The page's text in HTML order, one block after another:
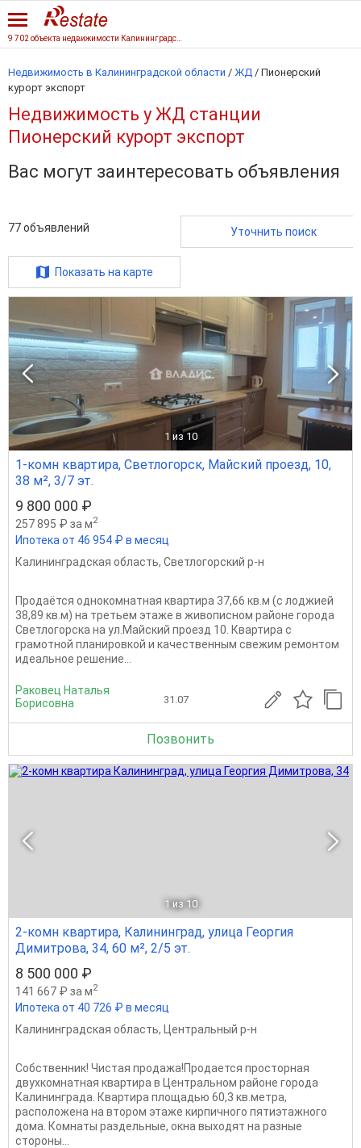
Недвижимость в Калининградской области / ЖД / Пионерский
курорт экспорт
Недвижимость у ЖД станции
Пионерский курорт экспорт
Вас могут заинтересовать объявления
77объявлений Уточнить поиск
Показать на карте
1 из 10
1-комн квартира, Светлогорск, Майский проезд, 10,
38 м², 3/7 эт.
9 800 000 ₽
257 895 ₽ за м2
Ипотека от 46 954 ₽ в месяц
Калининградская область, Светлогорский р-н
Продаётся однокомнатная квартира 37,66 кв.м (с лоджией
38,89 кв.м) на третьем этаже в живописном районе города
Светлогорска на ул.Майский проезд 10. Квартира с
грамотной планировкой и качественным свежим ремонтом
идеальное решение...
Раковец Наталья
Борисовна
31.07
Позвонить
1 из 10
2-комн квартира, Калининград, улица Георгия
Димитрова, 34, 60 м², 2/5 эт.
8 500 000 ₽
141 667 ₽ за м2
Ипотека от 40 726 ₽ в месяц
Калининградская область, Центральный р-н
Собственник! Чистая продажа!Продается просторная
двухкомнатная квартира в Центральном районе города
Калининграда. Квартира площадью 60,3 кв.метра,
расположена на втором этаже кирпичного пятиэтажного
дома. Комнаты раздельные, окна выходят на разные
стороны...